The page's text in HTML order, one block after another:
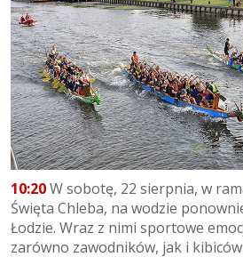
10:20W sobotę, 22 sierpnia, w
Święta Chleba, na wodzie
Łodzie. Wraz z nimi sportowe
zarówno zawodników, jak i